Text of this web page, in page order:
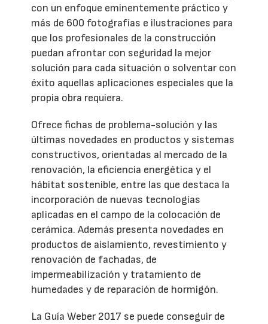
con un enfoque eminentemente práctico y
más de 600 fotografías e ilustraciones para
que los profesionales de la construcción
puedan afrontar con seguridad la mejor
solución para cada situación o solventar con
éxito aquellas aplicaciones especiales que la
propia obra requiera.
Ofrece fichas de problema-solución y las
últimas novedades en productos y sistemas
constructivos, orientadas al mercado de la
renovación, la eficiencia energética y el
hábitat sostenible, entre las que destaca la
incorporación de nuevas tecnologías
aplicadas en el campo de la colocación de
cerámica. Además presenta novedades en
productos de aislamiento, revestimiento y
renovación de fachadas, de
impermeabilización y tratamiento de
humedades y de reparación de hormigón.
La Guía Weber 2017 se puede conseguir de